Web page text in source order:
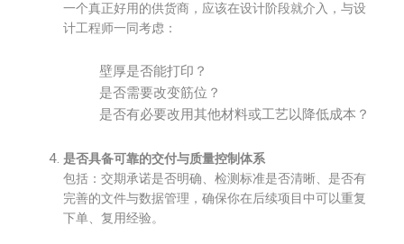
一个真正好用的供货商，应该在设计阶段就介入，与设
计工程师一同考虑：
壁厚是否能打印？
是否需要改变筋位？
是否有必要改用其他材料或工艺以降低成本？
是否具备可靠的交付与质量控制体系
包括：交期承诺是否明确、检测标准是否清晰、是否有
完善的文件与数据管理，确保你在后续项目中可以重复
下单、复用经验。